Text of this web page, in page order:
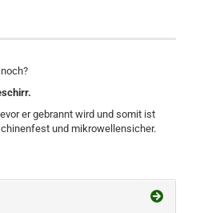
er gebrannt wird und somit ist
und mikrowellensicher.